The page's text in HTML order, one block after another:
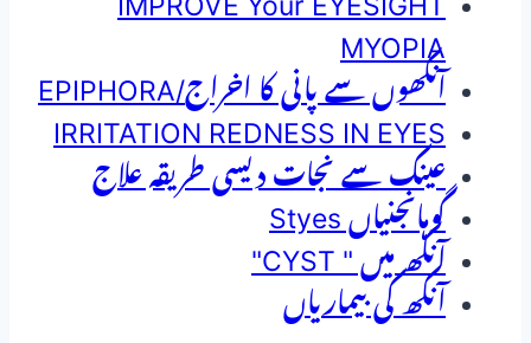
MYOPIA
EPIPHORA/آنکھوں سے پانی کا اخراج
IRRITATION REDNESS IN EYES
عینک سے نجات دیسی طریقہ علاج
گوہانجنیاں Styes
آنکھ میں " CYST"
آنکھ کی بیماریاں